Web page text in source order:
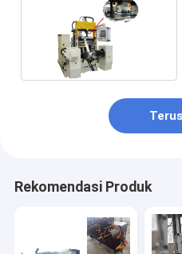
Terus
Rekomendasi Produk